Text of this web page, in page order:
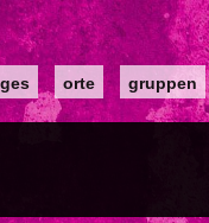
orte gruppen